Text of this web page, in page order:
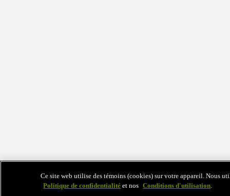
Ce site web utilise des témoins (cookies) sur votre appareil. Nous
Politique de confidentialité et nos Conditions d'utilisation.